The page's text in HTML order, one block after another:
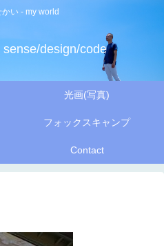
い - my world
sense/design/code
光画(写真)
フォックスキャンプ
Contact